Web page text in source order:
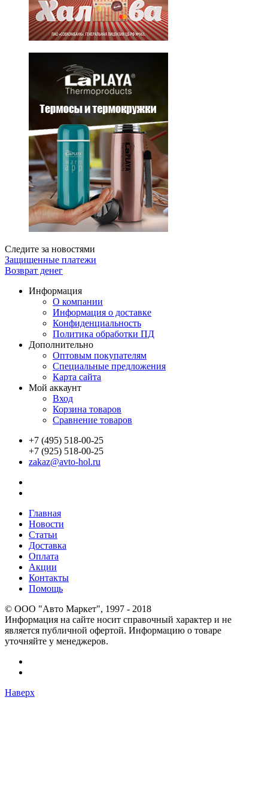
Следите за новостями
Защищенные платежи
Возврат денег
Информация
О компании
Информация о доставке
Конфиденциальность
Политика обработки ПД
Дополнительно
Оптовым покупателям
Специальные предложения
Карта сайта
Мой аккаунт
Вход
Корзина товаров
Сравнение товаров
+7 (495) 518-00-25
+7 (925) 518-00-25
zakaz@avto-hol.ru
Главная
Новости
Статьи
Доставка
Оплата
Акции
Контакты
Помощь
© OOO "Авто Маркет", 1997 - 2018
Информация на сайте носит справочный характер и не
является публичной офертой. Информацию о товаре
уточняйте у менеджеров.
Наверх